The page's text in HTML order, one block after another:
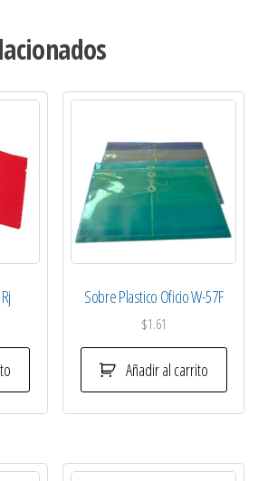
Sobre Plastico Oficio W-57F
$1.61
Añadir al carrito